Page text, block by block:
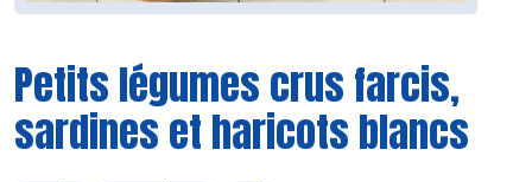
Petits légumes crus farcis,
sardines et haricots blancs